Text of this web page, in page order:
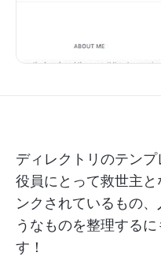
ディレクトリのテン
役員にとって救世主
ンクされているもの
うなものを整理する
す！